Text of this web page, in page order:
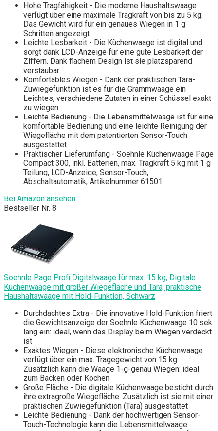
Hohe Tragfähigkeit - Die moderne Haushaltswaage
verfügt über eine maximale Tragkraft von bis zu 5 kg.
Das Gewicht wird für ein genaues Wiegen in 1 g
Schritten angezeigt
Leichte Lesbarkeit - Die Küchenwaage ist digital und
sorgt dank LCD-Anzeige für eine gute Lesbarkeit der
Ziffern. Dank flachem Design ist sie platzsparend
verstaubar
Komfortables Wiegen - Dank der praktischen Tara-
Zuwiegefunktion ist es für die Grammwaage ein
Leichtes, verschiedene Zutaten in einer Schüssel exakt
zu wiegen
Leichte Bedienung - Die Lebensmittelwaage ist für eine
komfortable Bedienung und eine leichte Reinigung der
Wiegefläche mit dem patentierten Sensor-Touch
ausgestattet
Praktischer Lieferumfang - Soehnle Küchenwaage Page
Compact 300, inkl. Batterien, max. Tragkraft 5 kg mit 1 g
Teilung, LCD-Anzeige, Sensor-Touch,
Abschaltautomatik, Artikelnummer 61501
Bei Amazon ansehen
Bestseller Nr. 8
Soehnle Page Profi Digitalwaage für max. 15 kg, Digitale
Küchenwaage mit großer Wiegefläche und Tara, praktische
Haushaltswaage mit Hold-Funktion, Schwarz
Durchdachtes Extra - Die innovative Hold-Funktion friert
die Gewichtsanzeige der Soehnle Küchenwaage 10 sek.
lang ein: ideal, wenn das Display beim Wiegen verdeckt
ist
Exaktes Wiegen - Diese elektronische Küchenwaage
verfügt über ein max. Tragegewicht von 15 kg.
Zusätzlich kann die Waage 1-g-genau Wiegen: ideal
zum Backen oder Kochen
Große Fläche - Die digitale Küchenwaage besticht durch
ihre extragroße Wiegefläche. Zusätzlich ist sie mit einer
praktischen Zuwiegefunktion (Tara) ausgestattet
Leichte Bedienung - Dank der hochwertigen Sensor-
Touch-Technologie kann die Lebensmittelwaage